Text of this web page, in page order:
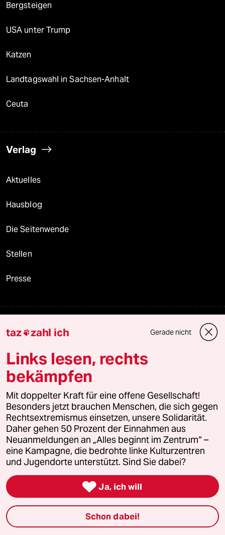
Bergsteigen
USA unter Trump
Katzen
Landtagswahl in Sachsen-Anhalt
Ceuta
Verlag
Aktuelles
Hausblog
Die Seitenwende
Stellen
Presse
abo
genossenschaft
taz zahl ich
recherchefonds ausland
panterstiftung
panterpreis 2026
Podcast
taz zahl ich Gerade nicht
Links lesen, rechts
bekämpfen
Mit doppelter Kraft für eine offene Gesellschaft!
Besonders jetzt brauchen Menschen, die sich gegen
Rechtsextremismus einsetzen, unsere Solidarität.
Daher gehen 50 Prozent der Einnahmen aus
Neuanmeldungen an „Alles beginnt im Zentrum“ –
eine Kampagne, die bedrohte linke Kulturzentren
und Jugendorte unterstützt. Sind Sie dabei?
 Ja, ich will
Schon dabei!